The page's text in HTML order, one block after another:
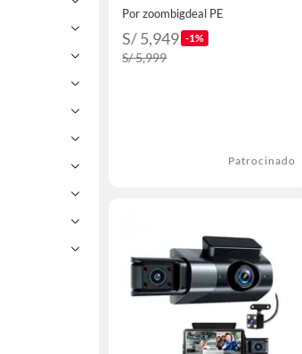
Por zoombigdeal PE
S/ 5,949 -1%
S/ 5,999
Patrocinado